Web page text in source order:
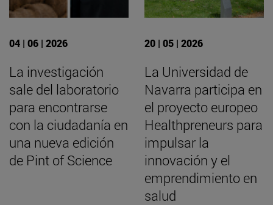
04 | 06 | 2026
La investigación
sale del laboratorio
para encontrarse
con la ciudadanía en
una nueva edición
de Pint of Science
20 | 05 | 2026
La Universidad de
Navarra participa en
el proyecto europeo
Healthpreneurs para
impulsar la
innovación y el
emprendimiento en
salud